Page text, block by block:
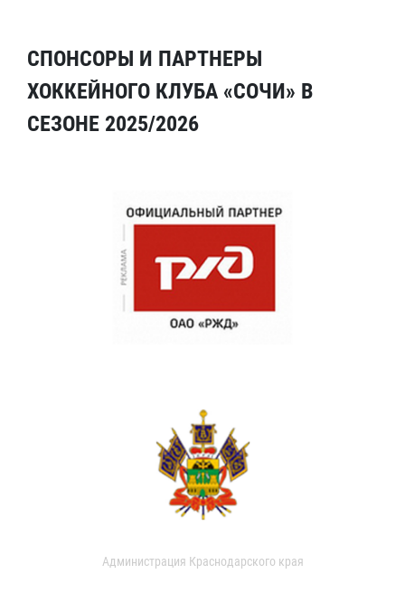
СПОНСОРЫ И ПАРТНЕРЫ
ХОККЕЙНОГО КЛУБА «СОЧИ» В
СЕЗОНЕ 2025/2026
Администрация Краснодарского края